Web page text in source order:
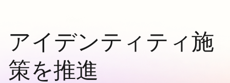
アイデンティティ施
策を推進